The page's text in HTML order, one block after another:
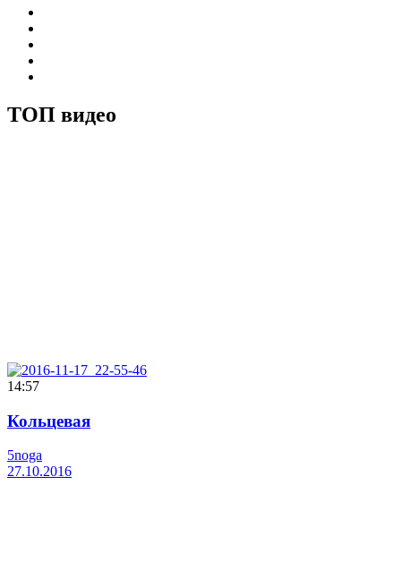
ТОП видео
14:57
Кольцевая
5noga
27.10.2016